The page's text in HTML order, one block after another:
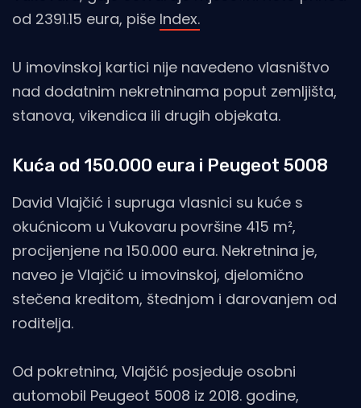
od 2391.15 eura, piše Index.
U imovinskoj kartici nije navedeno vlasništvo
nad dodatnim nekretninama poput zemljišta,
stanova, vikendica ili drugih objekata.
Kuća od 150.000 eura i Peugeot 5008
David Vlajčić i supruga vlasnici su kuće s
okućnicom u Vukovaru površine 415 m²,
procijenjene na 150.000 eura. Nekretnina je,
naveo je Vlajčić u imovinskoj, djelomično
stečena kreditom, štednjom i darovanjem od
roditelja.
Od pokretnina, Vlajčić posjeduje osobni
automobil Peugeot 5008 iz 2018. godine,